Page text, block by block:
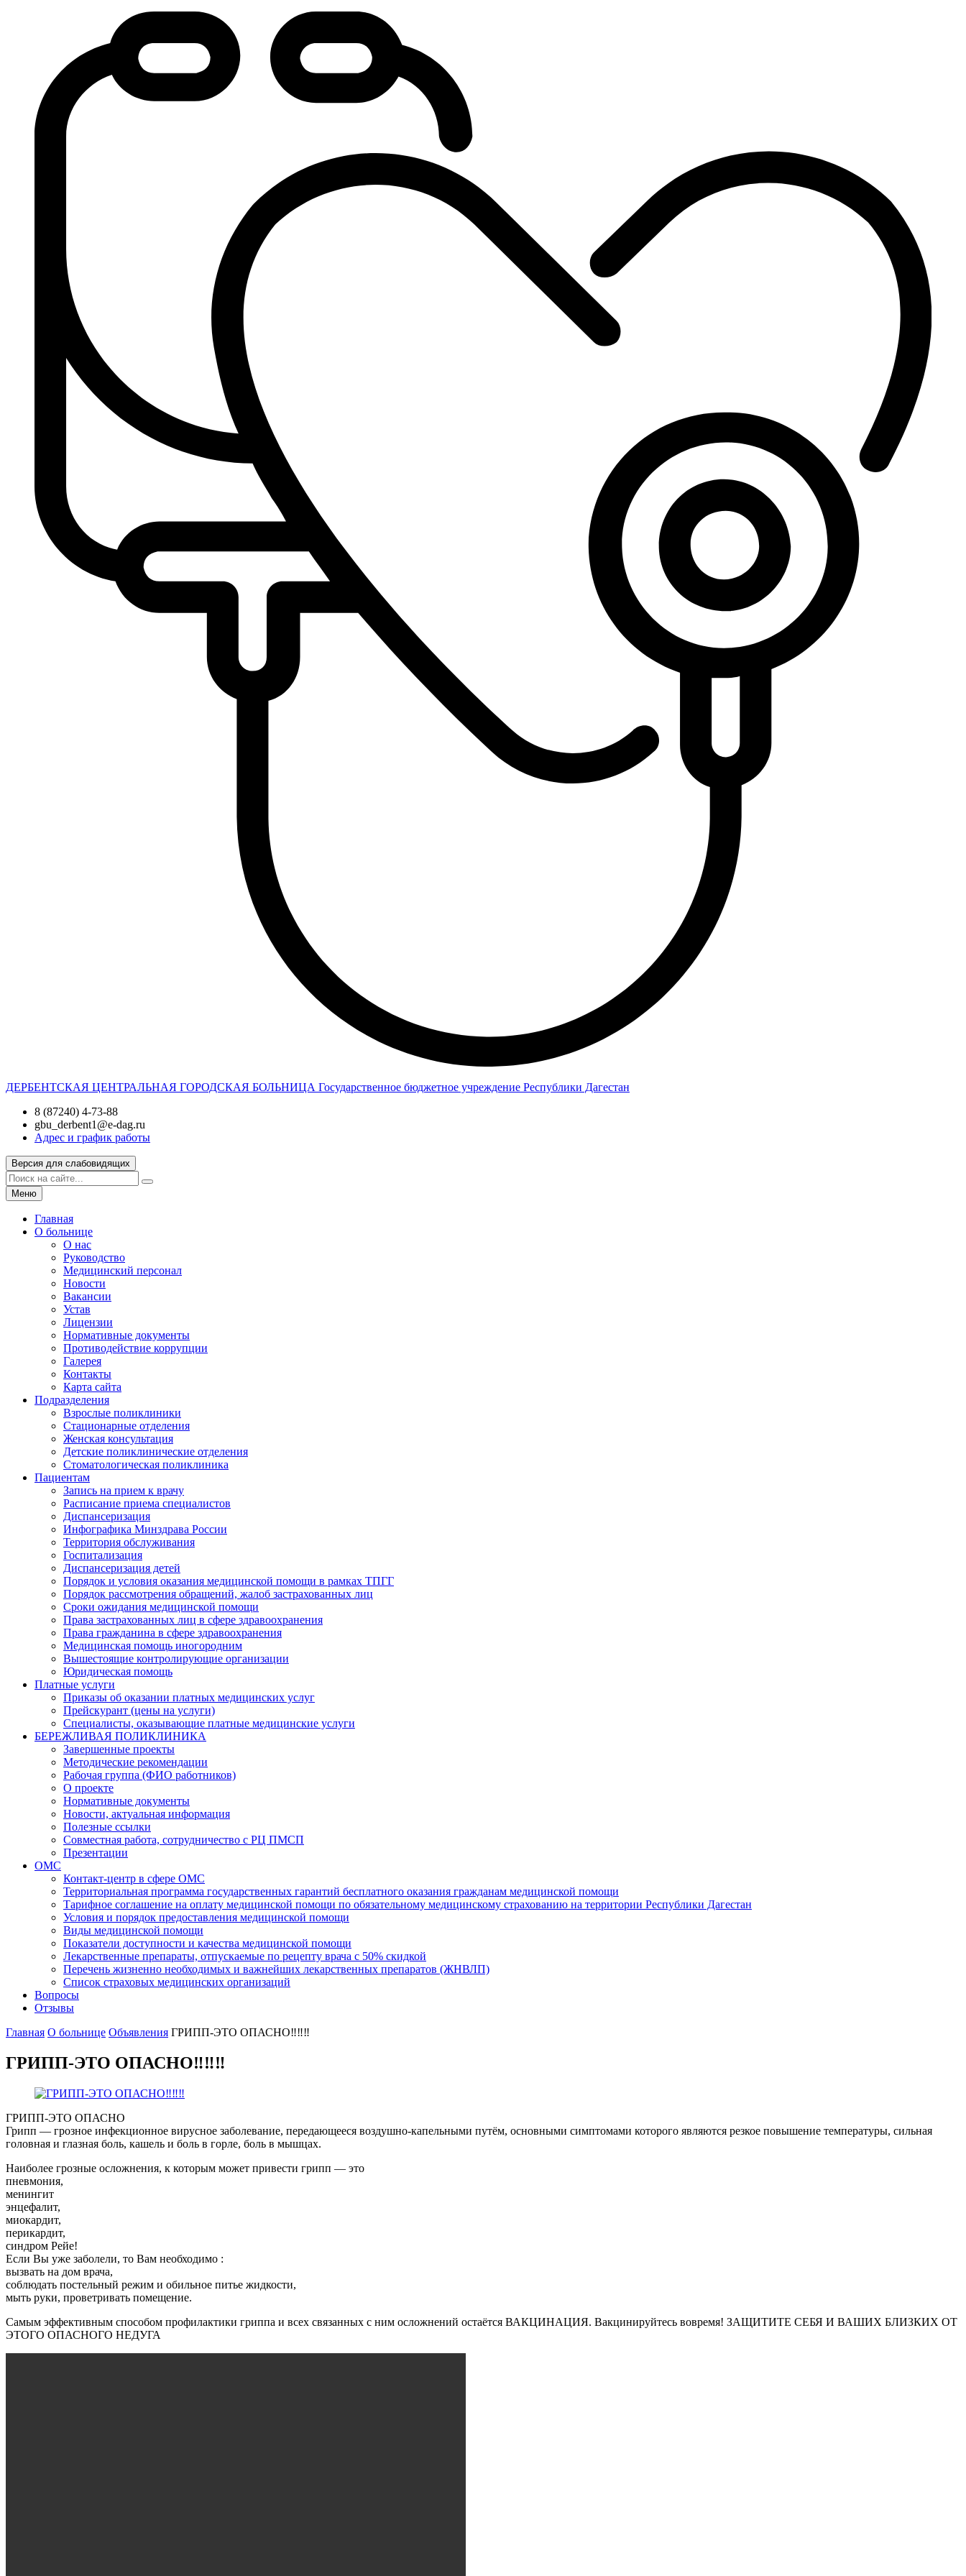
ДЕРБЕНТСКАЯ ЦЕНТРАЛЬНАЯ ГОРОДСКАЯ БОЛЬНИЦА Государственное бюджетное учреждение Республики Дагестан
8 (87240) 4-73-88
gbu_derbent1@e-dag.ru
Адрес и график работы
Версия для слабовидящих
Меню
Главная
О больнице
О нас
Руководство
Медицинский персонал
Новости
Вакансии
Устав
Лицензии
Нормативные документы
Противодействие коррупции
Галерея
Контакты
Карта сайта
Подразделения
Взрослые поликлиники
Стационарные отделения
Женская консультация
Детские поликлинические отделения
Стоматологическая поликлиника
Пациентам
Запись на прием к врачу
Расписание приема специалистов
Диспансеризация
Инфографика Минздрава России
Территория обслуживания
Госпитализация
Диспансеризация детей
Порядок и условия оказания медицинской помощи в рамках ТПГГ
Порядок рассмотрения обращений, жалоб застрахованных лиц
Сроки ожидания медицинской помощи
Права застрахованных лиц в сфере здравоохранения
Права гражданина в сфере здравоохранения
Медицинская помощь иногородним
Вышестоящие контролирующие организации
Юридическая помощь
Платные услуги
Приказы об оказании платных медицинских услуг
Прейскурант (цены на услуги)
Специалисты, оказывающие платные медицинские услуги
БЕРЕЖЛИВАЯ ПОЛИКЛИНИКА
Завершенные проекты
Методические рекомендации
Рабочая группа (ФИО работников)
О проекте
Нормативные документы
Новости, актуальная информация
Полезные ссылки
Совместная работа, сотрудничество с РЦ ПМСП
Презентации
ОМС
Контакт-центр в сфере ОМС
Территориальная программа государственных гарантий бесплатного оказания гражданам медицинской помощи
Тарифное соглашение на оплату медицинской помощи по обязательному медицинскому страхованию на территории Республики Дагестан
Условия и порядок предоставления медицинской помощи
Виды медицинской помощи
Показатели доступности и качества медицинской помощи
Лекарственные препараты, отпускаемые по рецепту врача с 50% скидкой
Перечень жизненно необходимых и важнейших лекарственных препаратов (ЖНВЛП)
Список страховых медицинских организаций
Вопросы
Отзывы
Главная О больнице Объявления ГРИПП-ЭТО ОПАСНО‼‼‼
ГРИПП-ЭТО ОПАСНО‼‼‼
ГРИПП-ЭТО ОПАСНО
Грипп — грозное инфекционное вирусное заболевание, передающееся воздушно-капельными путём, основными симптомами которого являются резкое повышение температуры, сильная
головная и глазная боль, кашель и боль в горле, боль в мышцах.
Наиболее грозные осложнения, к которым может привести грипп — это
пневмония,
менингит
энцефалит,
миокардит,
перикардит,
синдром Рейе!
Если Вы уже заболели, то Вам необходимо :
вызвать на дом врача,
соблюдать постельный режим и обильное питье жидкости,
мыть руки, проветривать помещение.
Самым эффективным способом профилактики гриппа и всех связанных с ним осложнений остаётся ВАКЦИНАЦИЯ. Вакцинируйтесь вовремя! ЗАЩИТИТЕ СЕБЯ И ВАШИХ БЛИЗКИХ ОТ
ЭТОГО ОПАСНОГО НЕДУГА